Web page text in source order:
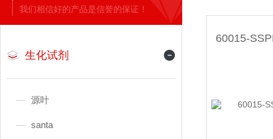
我们相信好的产品是信誉的保证！
生化试剂
源叶
santa